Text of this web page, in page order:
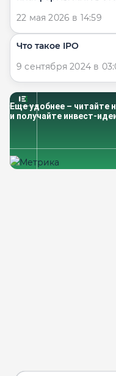
22 мая 2026 в 14:59
Что такое IPO
9 сентября 2024 в
Еще удобнее – читайте
и получайте инвест-